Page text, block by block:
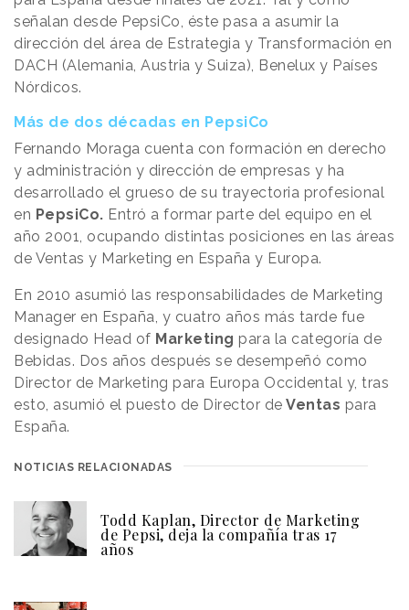
señalan desde PepsiCo, éste pasa a asumir la
dirección del área de Estrategia y Transformación en
DACH (Alemania, Austria y Suiza), Benelux y Países
Nórdicos.
Más de dos décadas en PepsiCo
Fernando Moraga cuenta con formación en derecho
y administración y dirección de empresas y ha
desarrollado el grueso de su trayectoria profesional
en PepsiCo. Entró a formar parte del equipo en el
año 2001, ocupando distintas posiciones en las áreas
de Ventas y Marketing en España y Europa.
En 2010 asumió las responsabilidades de Marketing
Manager en España, y cuatro años más tarde fue
designado Head of Marketing para la categoría de
Bebidas. Dos años después se desempeñó como
Director de Marketing para Europa Occidental y, tras
esto, asumió el puesto de Director de Ventas para
España.
NOTICIAS RELACIONADAS
Todd Kaplan, Director de Marketing
de Pepsi, deja la compañía tras 17
años